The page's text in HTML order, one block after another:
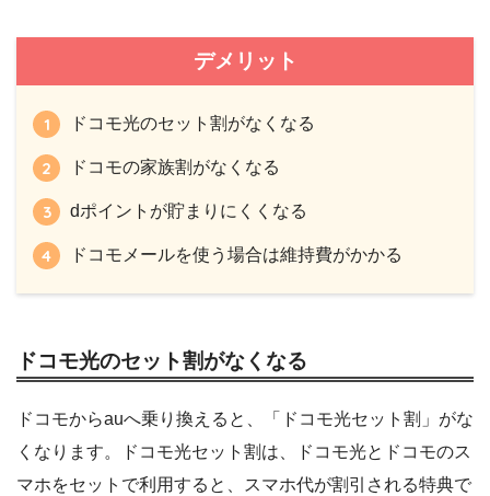
デメリット
ドコモ光のセット割がなくなる
ドコモの家族割がなくなる
dポイントが貯まりにくくなる
ドコモメールを使う場合は維持費がかかる
ドコモ光のセット割がなくなる
ドコモからauへ乗り換えると、「ドコモ光セット割」がな
くなります。ドコモ光セット割は、ドコモ光とドコモのス
マホをセットで利用すると、スマホ代が割引される特典で